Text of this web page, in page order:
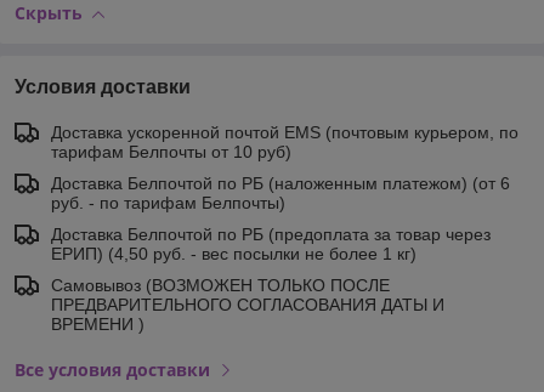
Скрыть
Условия доставки
Доставка ускоренной почтой EMS (почтовым курьером, по
тарифам Белпочты от 10 руб)
Доставка Белпочтой по РБ (наложенным платежом) (от 6
руб. - по тарифам Белпочты)
Доставка Белпочтой по РБ (предоплата за товар через
ЕРИП) (4,50 руб. - вес посылки не более 1 кг)
Самовывоз (ВОЗМОЖЕН ТОЛЬКО ПОСЛЕ
ПРЕДВАРИТЕЛЬНОГО СОГЛАСОВАНИЯ ДАТЫ И
ВРЕМЕНИ )
Все условия доставки